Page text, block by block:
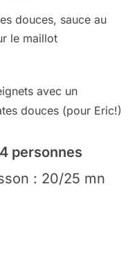
avec un
douces (pour Eric!)
personnes
: 20/25 mn